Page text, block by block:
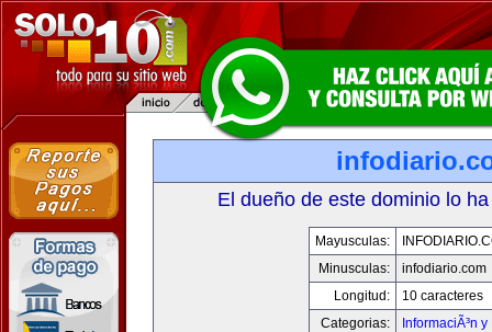
El dueño de este dominio lo
Mayusculas:
Minusculas:
infodiario.com
Longitud:
10 caracteres
Categorias:
InformaciÃ³n